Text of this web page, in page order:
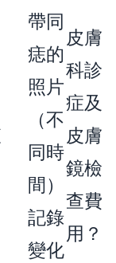
帶同
痣的
照片
（不
同時
間）
記錄
變化
皮膚
科診
症及
皮膚
鏡檢
查費
用？